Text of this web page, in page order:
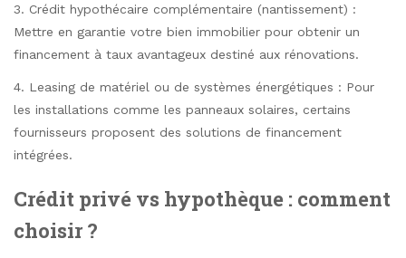
3. Crédit hypothécaire complémentaire (nantissement) :
Mettre en garantie votre bien immobilier pour obtenir un
financement à taux avantageux destiné aux rénovations.
4. Leasing de matériel ou de systèmes énergétiques : Pour
les installations comme les panneaux solaires, certains
fournisseurs proposent des solutions de financement
intégrées.
Crédit privé vs hypothèque : comment
choisir ?